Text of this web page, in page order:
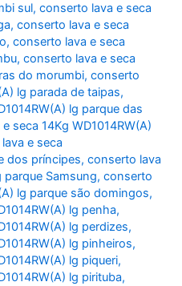
sul,conserto lava e seca
,conserto lava e seca
,conserto lava e seca
,conserto lava e seca
do morumbi,conserto
lg parada de taipas,
lg parque das
seca 14Kg WD1014RW(A)
e seca
dos príncipes,conserto lava
parque Samsung,conserto
lg parque são domingos,
lg penha,
lg perdizes,
lg pinheiros,
lg piqueri,
lg pirituba,